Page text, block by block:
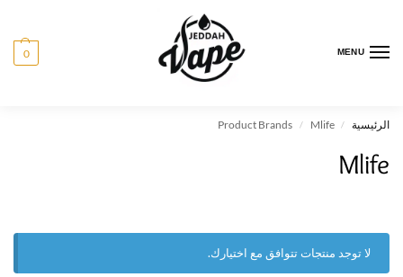
MENU
0
الرئيسية /
Product Brands / Mlife
Mlife
لا توجد منتجات تتوافق مع اختيارك.